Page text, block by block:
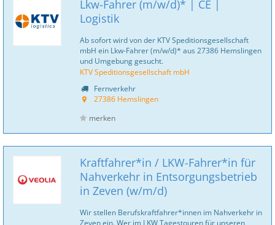
Lkw-Fahrer (m/w/d)* | CE |
Logistik
Ab sofort wird von der KTV Speditionsgesellschaft
mbH ein Lkw-Fahrer (m/w/d)* aus 27386 Hemslingen
und Umgebung gesucht.
KTV Speditionsgesellschaft mbH
Fernverkehr
27386 Hemslingen
merken
Kraftfahrer*in / LKW-Fahrer*in für
Nahverkehr in Entsorgungsbetrieb
in Zeven (w/m/d)
Wir stellen Berufskraftfahrer*innen im Nahverkehr in
Zeven ein. Wer im LKW Tagestouren für unseren